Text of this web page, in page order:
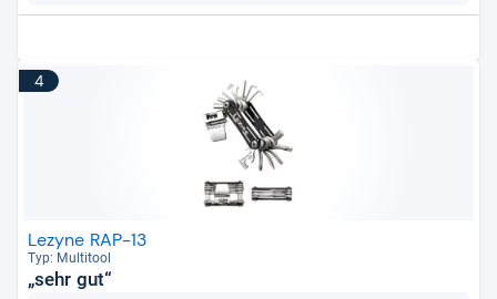
4
Lezyne RAP-13
Typ: Mul­ti­tool
„sehr gut“